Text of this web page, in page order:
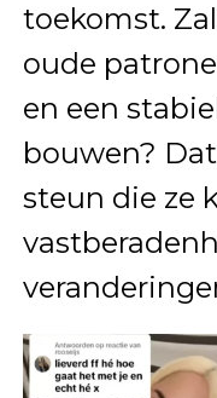
toekomst.
oude
en een
bouwen?
steun die ze